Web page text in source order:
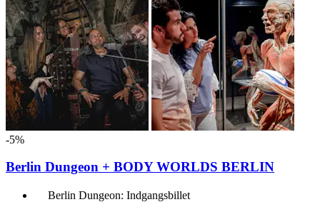
-5%
Berlin Dungeon + BODY WORLDS BERLIN
Berlin Dungeon: Indgangsbillet